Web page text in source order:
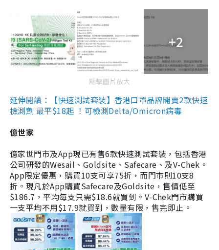
+2
點擊圖片放大
延伸閱讀：【快速測試套裝】香港口罩品牌開賣2款快速
檢測劑 最平$18起 ！可檢測Delta/Omicron病毒
億世家
億家世門市及App現已有售6款快速測試套裝，包括香港
公司研發的Wesail、Goldsite、Safecare、及V-Chek。
App限定優惠，購買10支可享75折，而門市則10支8
折。現凡於App購買Safecare及Goldsite，售價低至
$186.7，平均每支只需$18.6就買到。V-Chek門市購買
一支平均不用$17.9就買到，數量有限，售完即止。